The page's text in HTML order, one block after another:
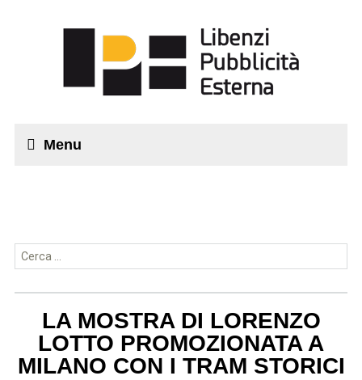
Menu
Ricerca per:
LA MOSTRA DI LORENZO
LOTTO PROMOZIONATA A
MILANO CON I TRAM STORICI